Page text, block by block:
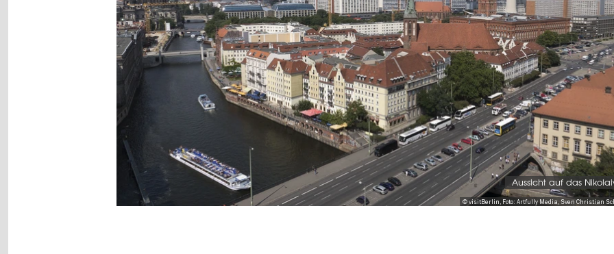
© visitBerlin, Foto: Artfully Media, Sven Christian
Aussicht auf das